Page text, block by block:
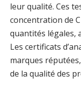
leur qualité. Ces
concentration de
quantités légales,
Les certificats
marques
de la qualité des